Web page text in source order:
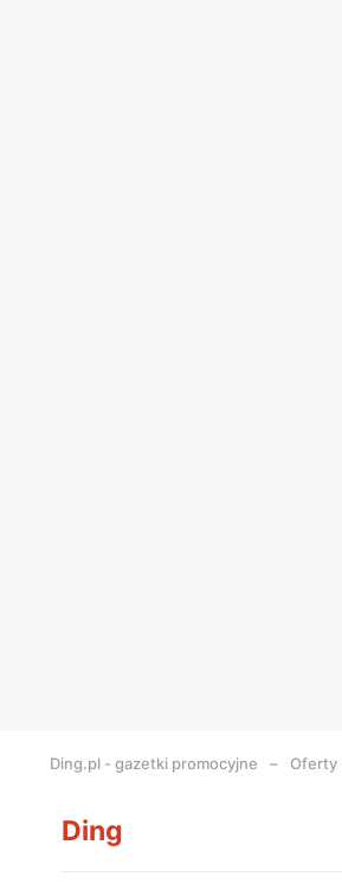
Ding.pl - gazetki promocyjne Oferty
Ding